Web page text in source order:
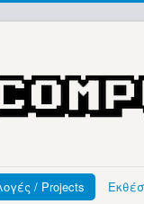
/ Projects